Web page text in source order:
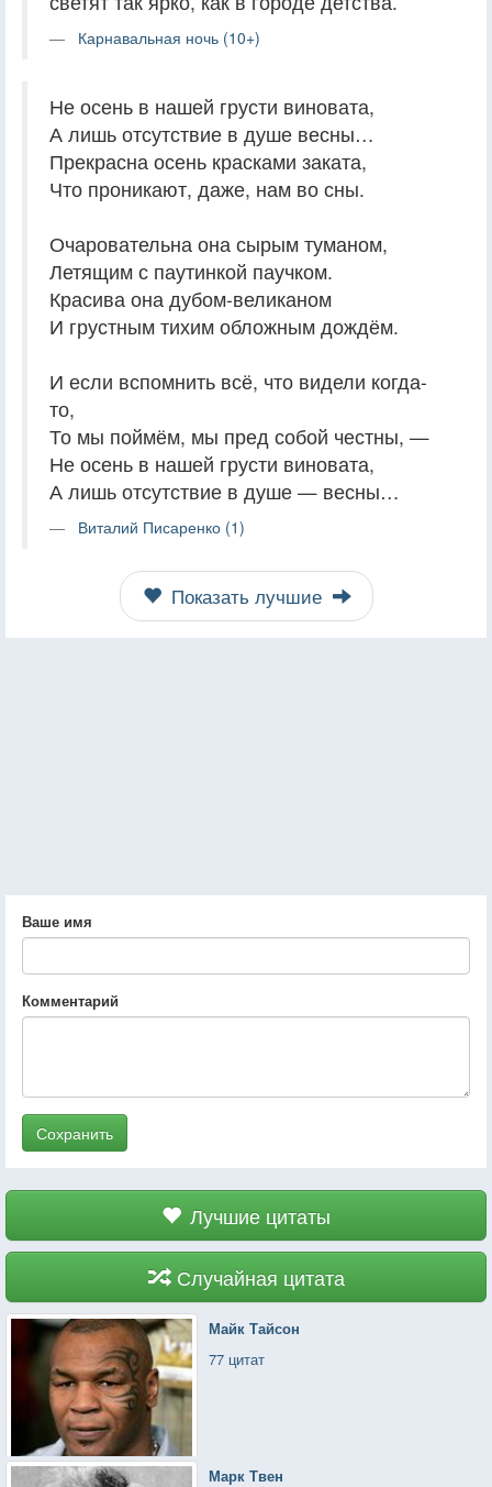
Карнавальная ночь (10+)
Не осень в нашей грусти виновата,
А лишь отсутствие в душе весны…
Прекрасна осень красками заката,
Что проникают, даже, нам во сны.
Очаровательна она сырым туманом,
Летящим с паутинкой паучком.
Красива она дубом-великаном
И грустным тихим обложным дождём.
И если вспомнить всё, что видели когда-
то,
То мы поймём, мы пред собой честны, —
Не осень в нашей грусти виновата,
А лишь отсутствие в душе — весны…
Виталий Писаренко (1)
Показать лучшие
Ваше имя
Комментарий
Сохранить
Лучшие цитаты
Случайная цитата
Майк Тайсон
77 цитат
Марк Твен